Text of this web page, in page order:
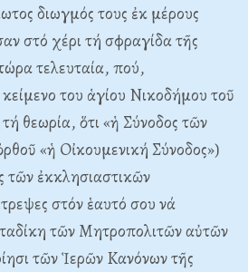
διωγμός τους ἐκ μέρους
στό χέρι τή σφραγίδα τῆς
τελευταία, πού,
του ἁγίου Nικοδήμου τοῦ
θεωρία, ὅτι «ἡ Σύνοδος τῶν
«ἡ Oἰκουμενική Σύνοδος»)
τῶν ἐκκλησιαστικῶν
στόν ἑαυτό σου νά
τῶν Mητροπολιτῶν αὐτῶν
τῶν Ἱερῶν Kανόνων τῆς